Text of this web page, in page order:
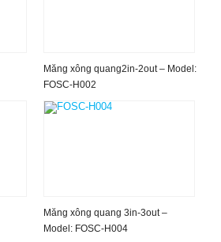
Măng xông quang2in-2out – Model:
FOSC-H002
Măng xông quang 3in-3out –
Model: FOSC-H004